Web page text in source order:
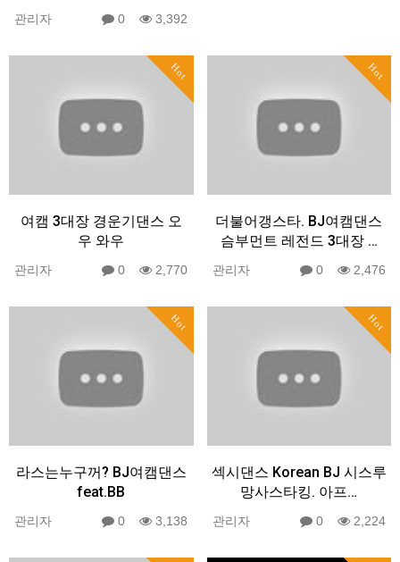
관리자 0 3,392
Hot
여캠 3대장 경운기댄스 오
우 와우
관리자 0 2,770
Hot
더불어갱스타. BJ여캠댄스
슴부먼트 레전드 3대장 …
관리자 0 2,476
Hot
라스는누구꺼? BJ여캠댄스
feat.BB
관리자 0 3,138
Hot
섹시댄스 Korean BJ 시스루
망사스타킹. 아프…
관리자 0 2,224